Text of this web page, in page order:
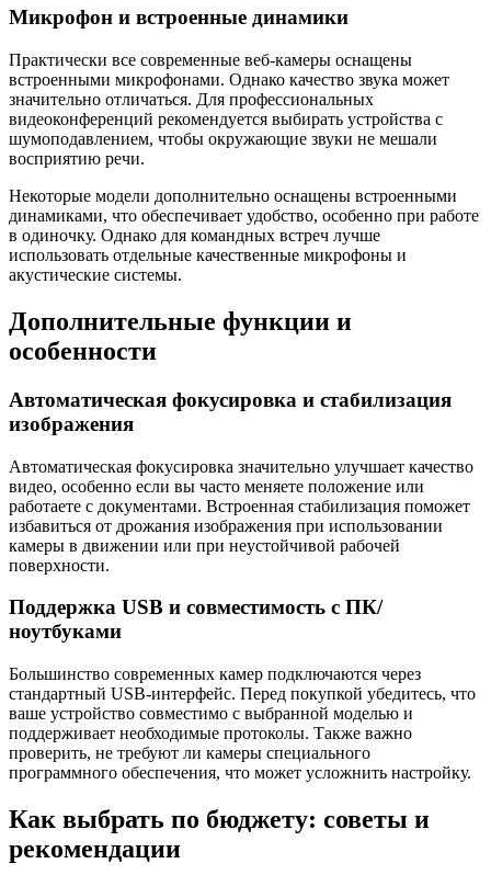
Микрофон и встроенные динамики
Практически все современные веб-камеры оснащены
встроенными микрофонами. Однако качество звука может
значительно отличаться. Для профессиональных
видеоконференций рекомендуется выбирать устройства с
шумоподавлением, чтобы окружающие звуки не мешали
восприятию речи.
Некоторые модели дополнительно оснащены встроенными
динамиками, что обеспечивает удобство, особенно при работе
в одиночку. Однако для командных встреч лучше
использовать отдельные качественные микрофоны и
акустические системы.
Дополнительные функции и
особенности
Автоматическая фокусировка и стабилизация
изображения
Автоматическая фокусировка значительно улучшает качество
видео, особенно если вы часто меняете положение или
работаете с документами. Встроенная стабилизация поможет
избавиться от дрожания изображения при использовании
камеры в движении или при неустойчивой рабочей
поверхности.
Поддержка USB и совместимость с ПК/
ноутбуками
Большинство современных камер подключаются через
стандартный USB-интерфейс. Перед покупкой убедитесь, что
ваше устройство совместимо с выбранной моделью и
поддерживает необходимые протоколы. Также важно
проверить, не требуют ли камеры специального
программного обеспечения, что может усложнить настройку.
Как выбрать по бюджету: советы и
рекомендации